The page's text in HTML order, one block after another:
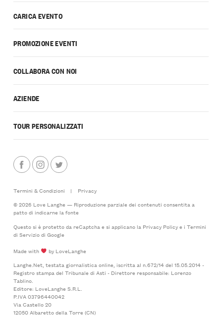
CARICA EVENTO
PROMOZIONE EVENTI
COLLABORA CON NOI
AZIENDE
TOUR PERSONALIZZATI
Termini & Condizioni |
Privacy
© 2026 Love Langhe — Riproduzione parziale dei contenuti consentita a
patto di indicarne la fonte
Questo si è protetto da reCaptcha e si applicano la Privacy Policye i Termini
di Serviziodi Google
Made with
by LoveLanghe
Langhe.Net, testata giornalistica online, iscritta al n.672/14 del 15.05.2014 -
Registro stampa del Tribunale di Asti - Direttore responsabile: Lorenzo
Tablino.
Editore: LoveLanghe S.R.L.
P.IVA 03796440042
Via Castello 20
12050 Albaretto della Torre (CN)